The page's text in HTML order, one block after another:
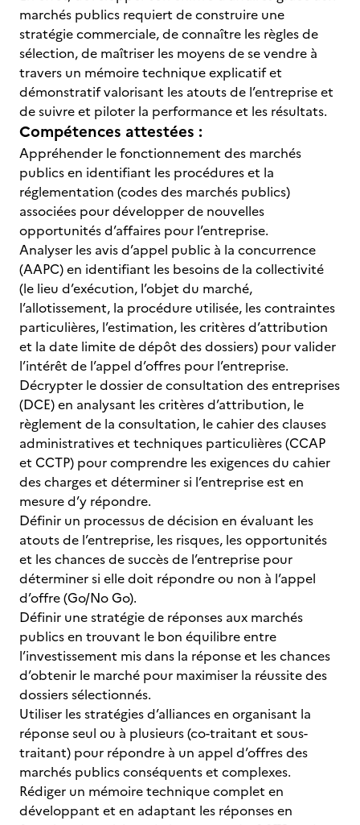
marchés publics requiert de construire une
stratégie commerciale, de connaître les règles de
sélection, de maîtriser les moyens de se vendre à
travers un mémoire technique explicatif et
démonstratif valorisant les atouts de l’entreprise et
de suivre et piloter la performance et les résultats.
Compétences attestées :
Appréhender le fonctionnement des marchés
publics en identifiant les procédures et la
réglementation (codes des marchés publics)
associées pour développer de nouvelles
opportunités d’affaires pour l’entreprise.
Analyser les avis d’appel public à la concurrence
(AAPC) en identifiant les besoins de la collectivité
(le lieu d’exécution, l’objet du marché,
l’allotissement, la procédure utilisée, les contraintes
particulières, l’estimation, les critères d’attribution
et la date limite de dépôt des dossiers) pour valider
l’intérêt de l’appel d’offres pour l’entreprise.
Décrypter le dossier de consultation des entreprises
(DCE) en analysant les critères d’attribution, le
règlement de la consultation, le cahier des clauses
administratives et techniques particulières (CCAP
et CCTP) pour comprendre les exigences du cahier
des charges et déterminer si l’entreprise est en
mesure d’y répondre.
Définir un processus de décision en évaluant les
atouts de l’entreprise, les risques, les opportunités
et les chances de succès de l’entreprise pour
déterminer si elle doit répondre ou non à l’appel
d’offre (Go/No Go).
Définir une stratégie de réponses aux marchés
publics en trouvant le bon équilibre entre
l’investissement mis dans la réponse et les chances
d’obtenir le marché pour maximiser la réussite des
dossiers sélectionnés.
Utiliser les stratégies d’alliances en organisant la
réponse seul ou à plusieurs (co-traitant et sous-
traitant) pour répondre à un appel d’offres des
marchés publics conséquents et complexes.
Rédiger un mémoire technique complet en
développant et en adaptant les réponses en